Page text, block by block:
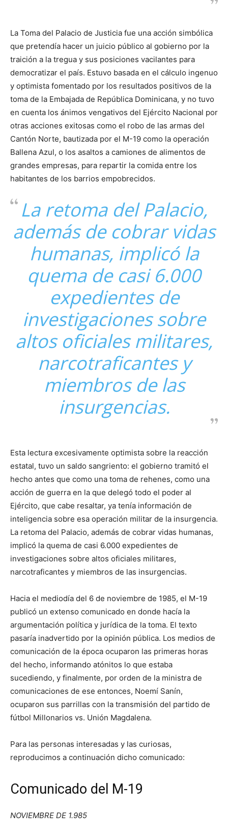
La Toma del Palacio de Justicia fue una acción simbólica
que pretendía hacer un juicio público al gobierno por la
traición a la tregua y sus posiciones vacilantes para
democratizar el país. Estuvo basada en el cálculo ingenuo
y optimista fomentado por los resultados positivos de la
toma de la Embajada de República Dominicana, y no tuvo
en cuenta los ánimos vengativos del Ejército Nacional por
otras acciones exitosas como el robo de las armas del
Cantón Norte, bautizada por el M-19 como la operación
Ballena Azul, o los asaltos a camiones de alimentos de
grandes empresas, para repartir la comida entre los
habitantes de los barrios empobrecidos.
La retoma del Palacio,
además de cobrar vidas
humanas, implicó la
quema de casi 6.000
expedientes de
investigaciones sobre
altos oficiales militares,
narcotraficantes y
miembros de las
insurgencias.
Esta lectura excesivamente optimista sobre la reacción
estatal, tuvo un saldo sangriento: el gobierno tramitó el
hecho antes que como una toma de rehenes, como una
acción de guerra en la que delegó todo el poder al
Ejército, que cabe resaltar, ya tenía información de
inteligencia sobre esa operación militar de la insurgencia.
La retoma del Palacio, además de cobrar vidas humanas,
implicó la quema de casi 6.000 expedientes de
investigaciones sobre altos oficiales militares,
narcotraficantes y miembros de las insurgencias.
Hacia el mediodía del 6 de noviembre de 1985, el M-19
publicó un extenso comunicado en donde hacía la
argumentación política y jurídica de la toma. El texto
pasaría inadvertido por la opinión pública. Los medios de
comunicación de la época ocuparon las primeras horas
del hecho, informando atónitos lo que estaba
sucediendo, y finalmente, por orden de la ministra de
comunicaciones de ese entonces, Noemí Sanín,
ocuparon sus parrillas con la transmisión del partido de
fútbol Millonarios vs. Unión Magdalena.
Para las personas interesadas y las curiosas,
reproducimos a continuación dicho comunicado:
Comunicado del M-19
NOVIEMBRE DE 1.985